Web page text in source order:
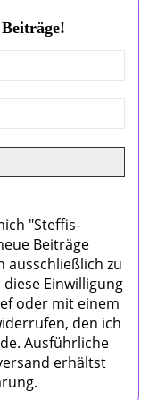
"Steffis-
Beiträge
ausschließlich zu
Einwilligung
oder mit einem
den ich
Ausführliche
erhältst